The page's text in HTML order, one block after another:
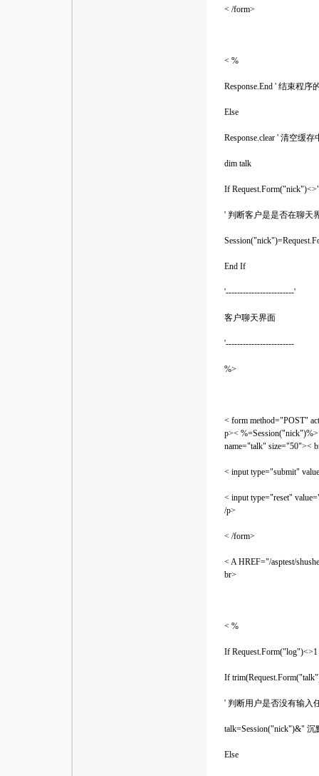
< /form>
< %
Response.End ' 结束程序
Else
Response.clear ' 清空缓存
dim talk
If
' 判断客户是是否在聊天
End If
'------------------------'
客户聊天界面
'------------------------
%>
< form method="POST"
p><
name="talk" size="50"><
< input type="submit"
< input type="reset"
/p>
< /form>
< A HREF="/asptest/
br>
< %
If Request.Form("log")<>1
If
' 判断用户是否没有输入
talk=Session("nick")&" 沉
Else